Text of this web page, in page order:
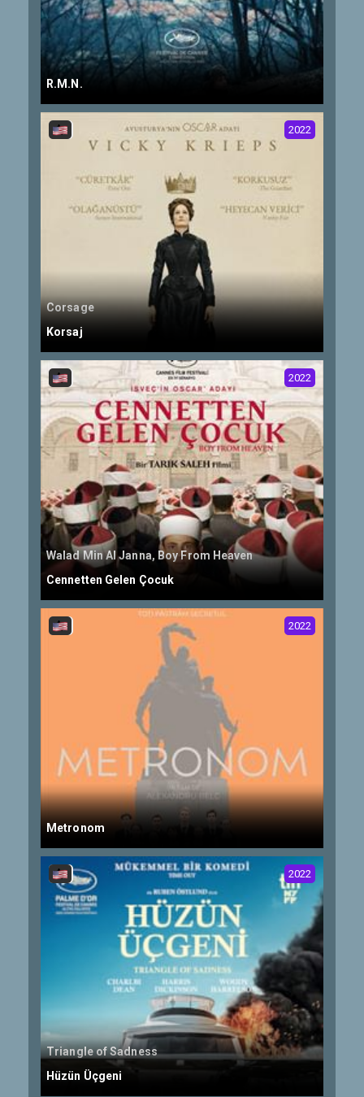
R.M.N.
Corsage
Korsaj
2022
Walad Min Al Janna, Boy From Heaven
Cennetten Gelen Çocuk
2022
Metronom
2022
Triangle of Sadness
Hüzün Üçgeni
2022